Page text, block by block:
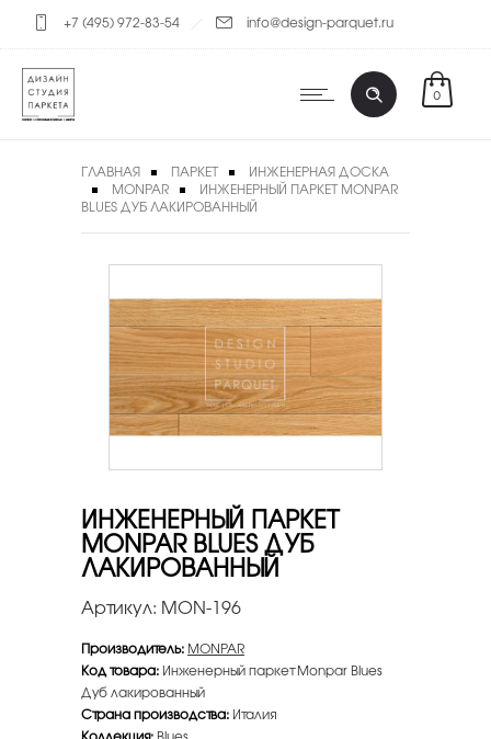
+7 (495) 972-83-54 info@design-parquet.ru
0
ГЛАВНАЯ ПАРКЕТ
ИНЖЕНЕРНАЯ ДОСКА
MONPAR
ИНЖЕНЕРНЫЙ ПАРКЕТ MONPAR
BLUES ДУБ ЛАКИРОВАННЫЙ
ИНЖЕНЕРНЫЙ ПАРКЕТ
MONPAR BLUES ДУБ
ЛАКИРОВАННЫЙ
Артикул: MON-196
Производитель: MONPAR
Код товара: Инженерный паркет Monpar Blues
Дуб лакированный
Страна производства: Италия